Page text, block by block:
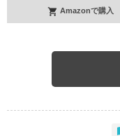
Amazonで購入